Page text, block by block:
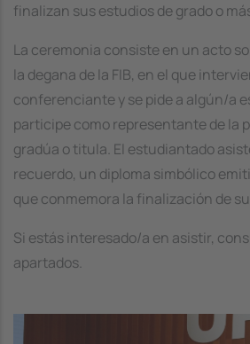
finalizan sus estudios de grado o
La ceremonia consiste en un acto
la degana de la FIB, en el que
conferenciante y se pide a algún/a
participe como representante de la
gradúa o titula. El estudiantado
recuerdo, un diploma simbólico
que conmemora la finalización de
Si estás interesado/a en asistir,
apartados.